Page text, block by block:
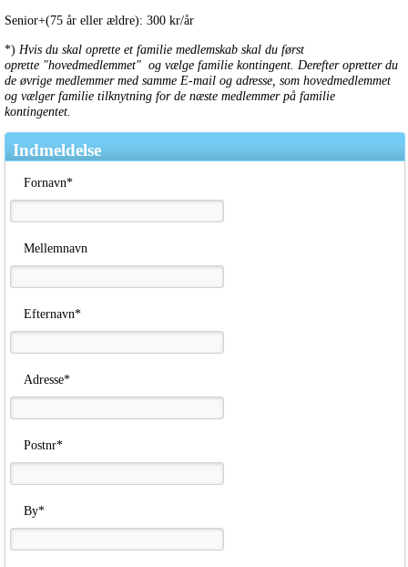
Senior+(75 år eller ældre): 300 kr/år
*) Hvis du skal oprette et familie medlemskab skal du først
oprette "hovedmedlemmet" og vælge familie kontingent. Derefter opretter du
de øvrige medlemmer med samme E-mail og adresse, som hovedmedlemmet
og vælger familie tilknytning for de næste medlemmer på familie
kontingentet.
Indmeldelse
Fornavn*
Mellemnavn
Efternavn*
Adresse*
Postnr*
By*